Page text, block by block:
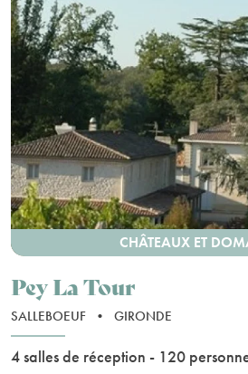
CHÂTEAUX ET
Pey La Tour
SALLEBOEUF • GIRONDE
4 salles de réception - 120